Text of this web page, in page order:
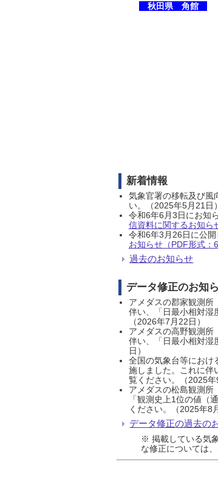
秋田県 角館
新着情報
気象官署の移転及び風
い。（2025年5月21日）
令和6年6月3日にお知
信資料に関するお知ら
令和6年3月26日に公
お知らせ（PDF形式：
過去のお知らせ
データ修正のお知
アメダスの郡家観測所
伴い、「日最小相対湿
（2026年7月22日）
アメダスの高野観測所
伴い、「日最小相対湿
日）
全国の気象台等におけ
施しました。これに伴
覧ください。（2025年
アメダスの松島観測所
「観測史上1位の値（
ください。（2025年8
データ修正の過去の
※ 掲載している気
な修正については